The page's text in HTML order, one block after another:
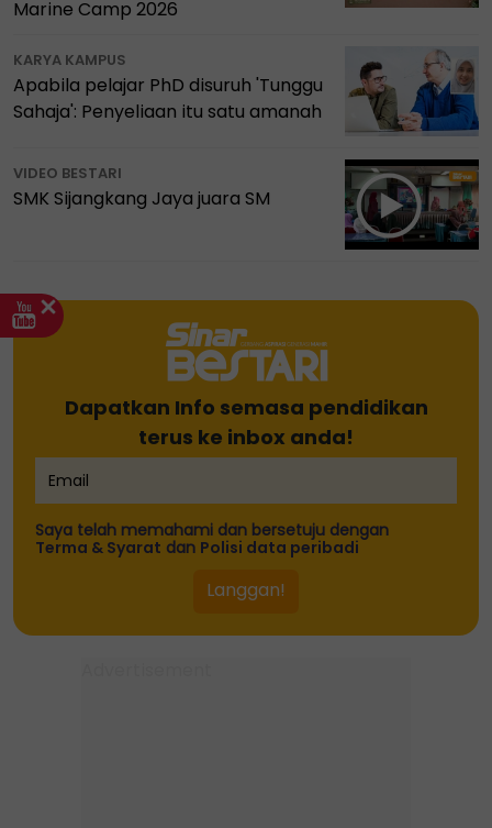
Marine Camp 2026
KARYA KAMPUS
Apabila pelajar PhD disuruh 'Tunggu
Sahaja': Penyeliaan itu satu amanah
VIDEO BESTARI
SMK Sijangkang Jaya juara SM
Dapatkan Info semasa pendidikan
terus ke inbox anda!
Saya telah memahami dan bersetuju dengan
Terma & Syarat dan Polisi data peribadi